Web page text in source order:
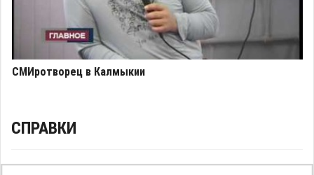
СМИротворец в Калмыкии
СПРАВКИ